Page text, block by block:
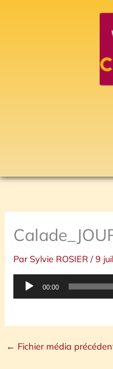
ParSylvie ROSIER/9
Lecteur
00:00
← Fichier média